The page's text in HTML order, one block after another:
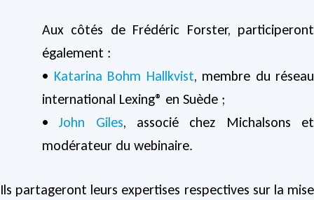
Aux côtés de Frédéric Forster, participeront
également :
• Katarina Bohm Hallkvist, membre du réseau
international Lexing® en Suède ;
•John Giles, associé chez Michalsons et
modérateur du webinaire.
Ils partageront leurs expertises respectives sur la mise